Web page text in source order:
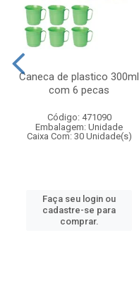
Caneca de plastico 300ml
com 6 pecas
Código: 471090
Embalagem: Unidade
Caixa Com: 30 Unidade(s)
Faça seu login ou
cadastre-se para
comprar.